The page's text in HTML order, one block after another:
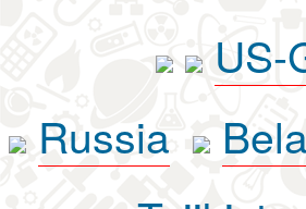
US-
Russia